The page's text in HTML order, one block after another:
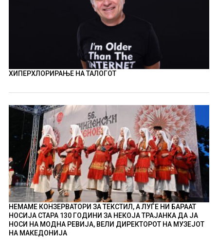
ХИПЕРХЛОРИРАЊЕ НА ТАЛОГОТ
НЕМАМЕ КОНЗЕРВАТОРИ ЗА ТЕКСТИЛ, А ЛУЃЕ НИ БАРААТ
НОСИЈА СТАРА 130 ГОДИНИ ЗА НЕКОЈА ТРАЈАНКА ДА ЈА
НОСИ НА МОДНА РЕВИЈА, ВЕЛИ ДИРЕКТОРОТ НА МУЗЕЈОТ
НА МАКЕДОНИЈА